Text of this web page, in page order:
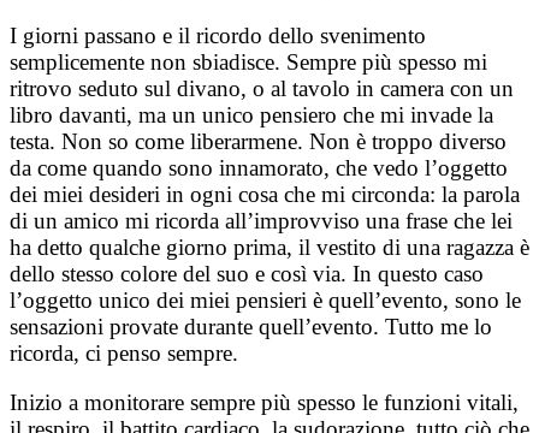
I giorni passano e il ricordo dello svenimento
semplicemente non sbiadisce. Sempre più spesso mi
ritrovo seduto sul divano, o al tavolo in camera con un
libro davanti, ma un unico pensiero che mi invade la
testa. Non so come liberarmene. Non è troppo diverso
da come quando sono innamorato, che vedo l’oggetto
dei miei desideri in ogni cosa che mi circonda: la parola
di un amico mi ricorda all’improvviso una frase che lei
ha detto qualche giorno prima, il vestito di una ragazza è
dello stesso colore del suo e così via. In questo caso
l’oggetto unico dei miei pensieri è quell’evento, sono le
sensazioni provate durante quell’evento. Tutto me lo
ricorda, ci penso sempre.
Inizio a monitorare sempre più spesso le funzioni vitali,